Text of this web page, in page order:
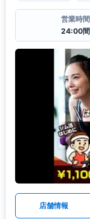
営業時間
24:00間
店舗情報